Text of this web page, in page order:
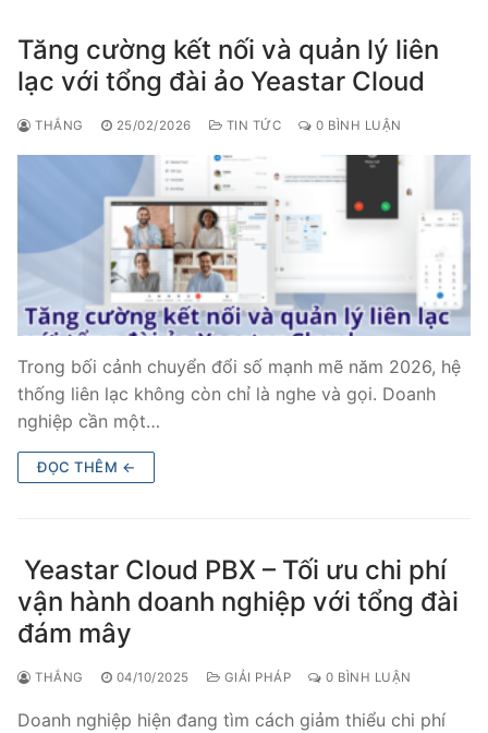
Tăng cường kết nối và quản lý liên
lạc với tổng đài ảo Yeastar Cloud
THẮNG 25/02/2026 TIN TỨC 0 BÌNH LUẬN
Trong bối cảnh chuyển đổi số mạnh mẽ năm 2026, hệ
thống liên lạc không còn chỉ là nghe và gọi. Doanh
nghiệp cần một…
ĐỌC THÊM ←
Yeastar Cloud PBX – Tối ưu chi phí
vận hành doanh nghiệp với tổng đài
đám mây
THẮNG 04/10/2025 GIẢI PHÁP 0 BÌNH LUẬN
Doanh nghiệp hiện đang tìm cách giảm thiểu chi phí